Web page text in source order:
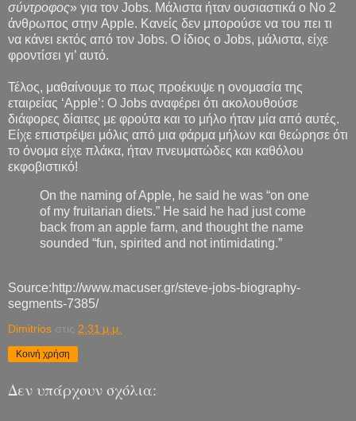
σύντροφος» για τον Jobs. Μάλιστα ήταν ουσιαστικά ο Νο 2
άνθρωπος στην Apple. Κανείς δεν μπορούσε να του πει τι
να κάνει εκτός από τον Jobs. Ο ίδιος ο Jobs, μάλιστα, είχε
φροντίσει γι’ αυτό.
Τέλος, μαθαίνουμε το πως προέκυψε η ονομασία της
εταιρείας ‘Apple’: Ο Jobs αναφέρει ότι ακολουθούσε
διάφορες δίαιτες με φρούτα και το μήλο ήταν μία από αυτές.
Είχε επιστρέψει μόλις από μια φάρμα μήλων και θεώρησε ότι
το όνομα είχε πλάκα, ήταν πνευματώδες και καθόλου
εκφοβιστικό!
On the naming of Apple, he said he was “on one
of my fruitarian diets.” He said he had just come
back from an apple farm, and thought the name
sounded “fun, spirited and not intimidating.”
Source:http://www.macuser.gr/steve-jobs-biography-
segments-7385/
Dimitrios στις 2:31 μ.μ.
Κοινή χρήση
Δεν υπάρχουν σχόλια: